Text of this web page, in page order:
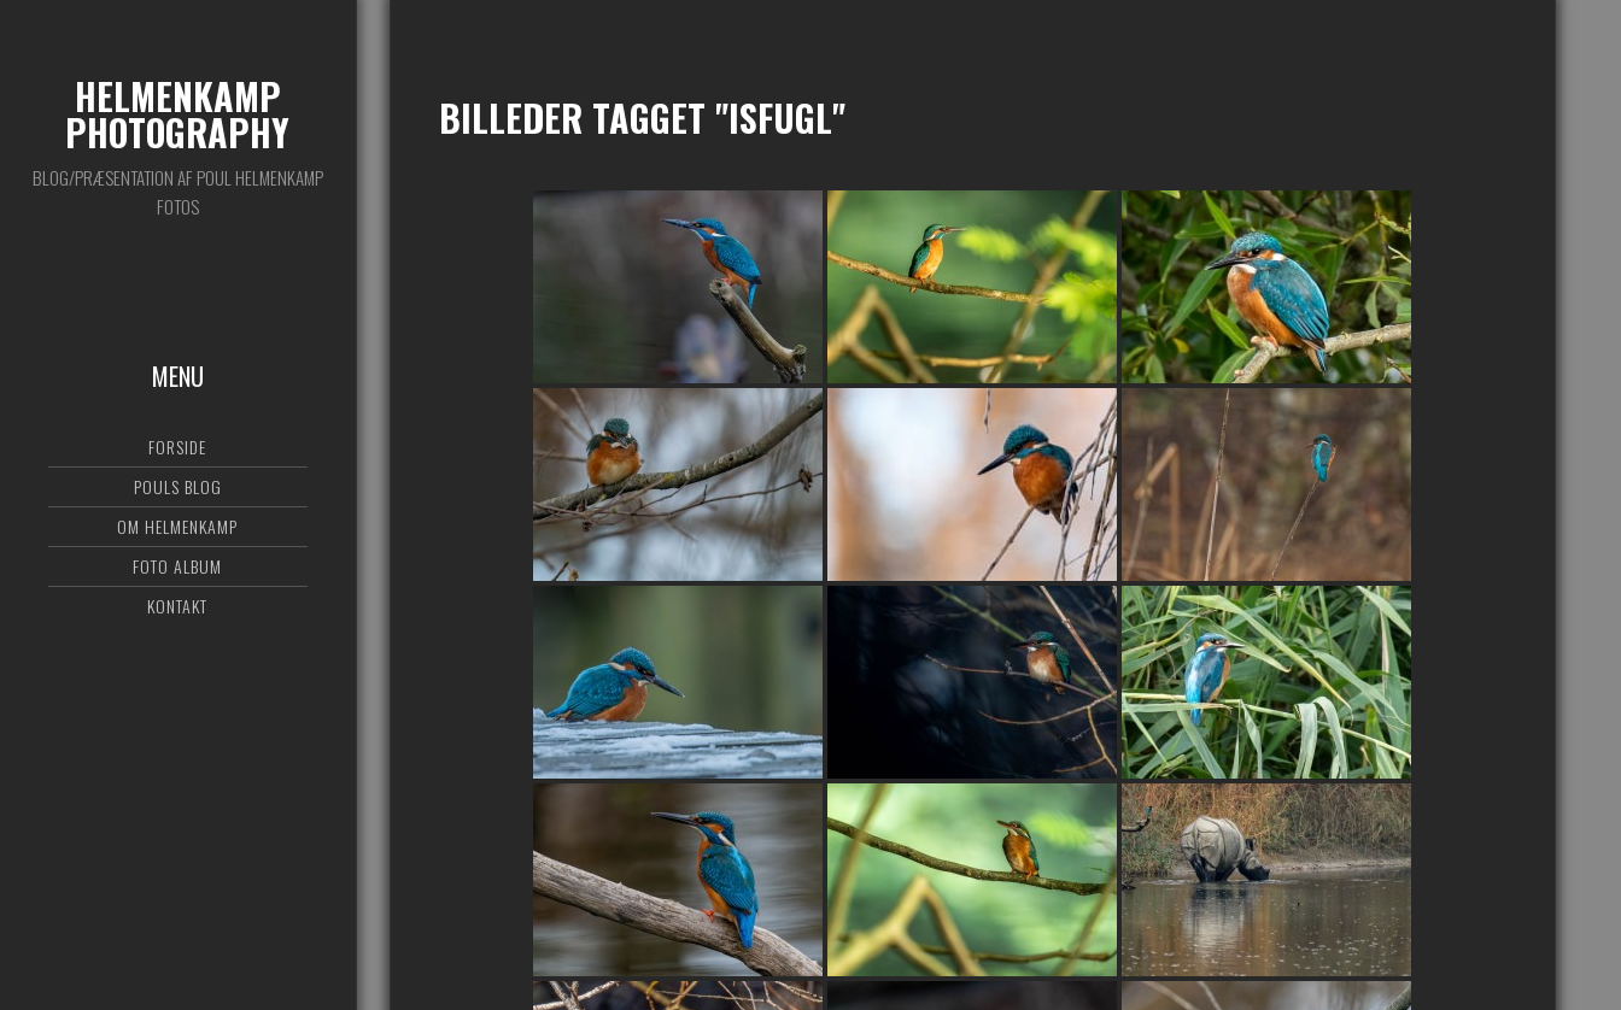
HELMENKAMP
PHOTOGRAPHY
BLOG/PRÆSENTATION AF POUL HELMENKAMP
FOTOS
MENU
FORSIDE
POULS BLOG
OM HELMENKAMP
FOTO ALBUM
KONTAKT
BILLEDER TAGGET "ISFUGL"